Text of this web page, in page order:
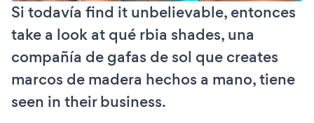
Si todavía find it unbelievable, entonces
take a look at qué rbia shades, una
compañía de gafas de sol que creates
marcos de madera hechos a mano, tiene
seen in their business.